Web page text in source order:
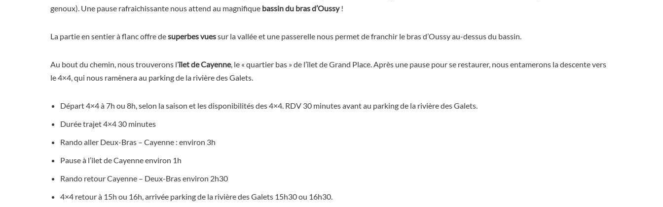
genoux). Une pause rafraichissante nous attend au magnifique bassin du bras d’Oussy!
La partie en sentier à flanc offre desuperbes vuessur la vallée et une passerelle nous permet de franchir le bras d’Oussy au-dessus du bassin.
Au bout du chemin, nous trouverons l’îlet de Cayenne, le « quartier bas » de l’îlet de Grand Place. Après une pause pour se restaurer, nous entamerons la descente vers
le 4×4, qui nous ramènera au parking de la rivière des Galets.
Départ 4×4 à 7h ou 8h, selon la saison et les disponibilités des 4×4. RDV 30 minutes avant au parking de la rivière des Galets.
Durée trajet 4×4 30 minutes
Rando aller Deux-Bras – Cayenne : environ 3h
Pause à l’ilet de Cayenne environ 1h
Rando retour Cayenne – Deux-Bras environ 2h30
4×4 retour à 15h ou 16h, arrivée parking de la rivière des Galets 15h30 ou 16h30.